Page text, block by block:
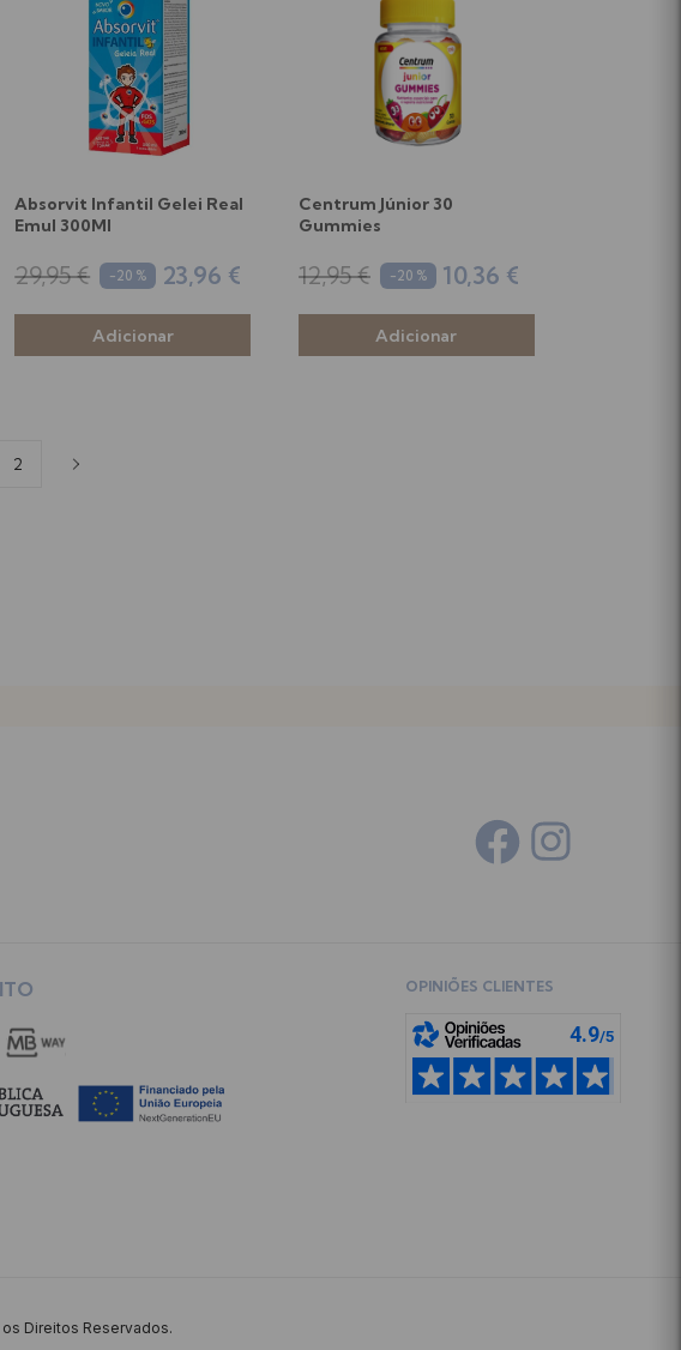
Absorvit Infantil Gelei Real
Emul 300Ml
29,95 € -20 % 23,96 €
Centrum Júnior 30
Gummies
12,95 € -20 % 10,36 €
2
OPINIÕES CLIENTES
os Direitos Reservados.